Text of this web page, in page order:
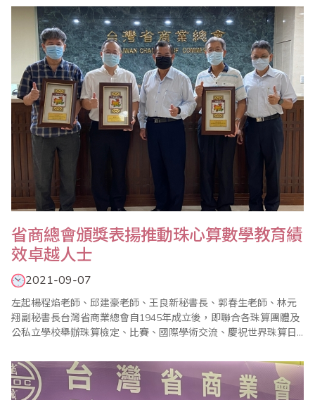
全國珠算比賽 ＊2022年全國心算比賽 ＊2022年全國數學競技大賽
活動目的 ..
​省商總會頒獎表揚推動珠心算數學教育績
效卓越人士
2021-09-07
左起楊程焰老師、邱建豪老師、王良新秘書長、郭春生老師、林元
翔副秘書長台灣省商業總會自1945年成立後，即聯合各珠算團體及
公私立學校舉辦珠算檢定、比賽、國際學術交流、慶祝世界珠算日
發」之品質管理認證，增添標準化管理及強化內部工作架構，以ISO
精神辦理珠算及數學檢定認證，受到普遍好評。110年度下半年第3
次、第4次全國珠算心算聯合測試分別訂..